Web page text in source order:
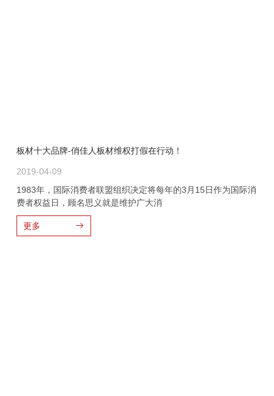
板材十大品牌-俏佳人板材维权打假在行动！
2019-04-09
1983年，国际消费者联盟组织决定将每年的3月15日作为国际消
费者权益日，顾名思义就是维护广大消
更多